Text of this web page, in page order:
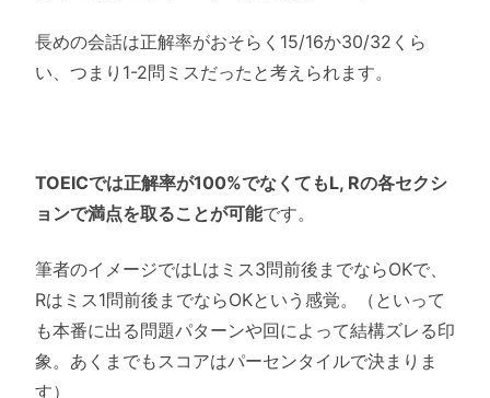
長めの会話は正解率がおそらく15/16か30/32くら
い、つまり1-2問ミスだったと考えられます。
TOEICでは正解率が100%でなくてもL, Rの各セクシ
ョンで満点を取ることが可能です。
筆者のイメージではLはミス3問前後までならOKで、
Rはミス1問前後までならOKという感覚。（といって
も本番に出る問題パターンや回によって結構ズレる印
象。あくまでもスコアはパーセンタイルで決まりま
す）